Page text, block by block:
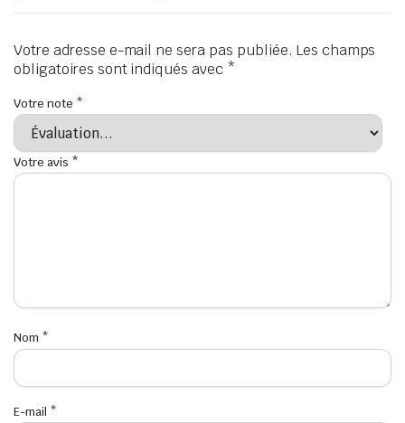
Votre adresse e-mail ne sera pas publiée. Les champs
obligatoires sont indiqués avec *
Votre note *
Votre avis *
Nom *
E-mail *